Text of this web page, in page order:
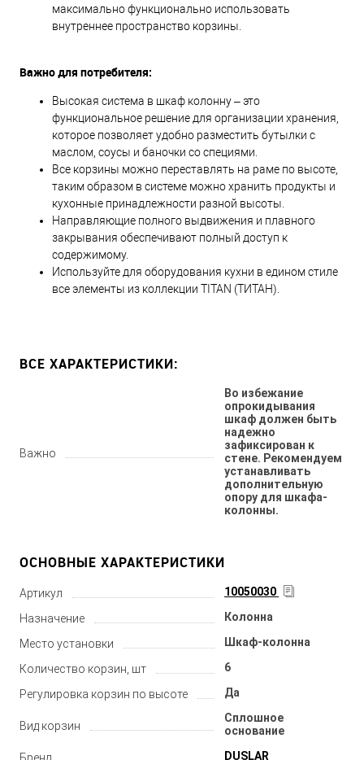
максимально функционально использовать
внутреннее пространство корзины.
Важно для потребителя:
Высокая система в шкаф колонну – это
функциональное решение для организации хранения,
которое позволяет удобно разместить бутылки с
маслом, соусы и баночки со специями.
Все корзины можно переставлять на раме по высоте,
таким образом в системе можно хранить продукты и
кухонные принадлежности разной высоты.
Направляющие полного выдвижения и плавного
закрывания обеспечивают полный доступ к
содержимому.
Используйте для оборудования кухни в едином стиле
все элементы из коллекции TITAN (ТИТАН).
ВСЕ ХАРАКТЕРИСТИКИ:
Важно
Во избежание
опрокидывания
шкаф должен быть
надежно
зафиксирован к
стене. Рекомендуем
устанавливать
дополнительную
опору для шкафа-
колонны.
ОСНОВНЫЕ ХАРАКТЕРИСТИКИ
Артикул 10050030
Назначение Колонна
Место установки Шкаф-колонна
Количество корзин, шт 6
Регулировка корзин по высоте Да
Вид корзин
Сплошное
основание
DUSLAR